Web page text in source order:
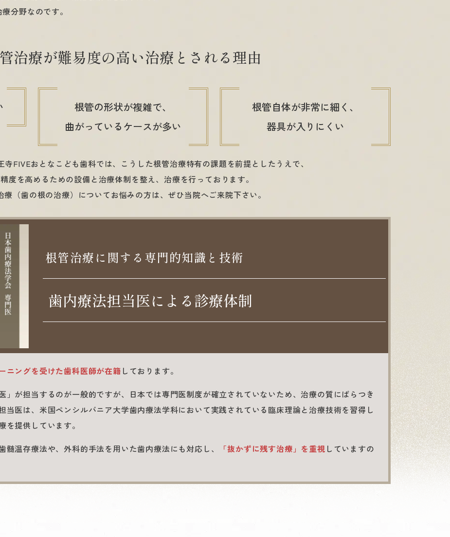
分野なのです。
治療が難易度の高い治療とされる理由
根管の形状が複雑で、
曲がっているケースが多い
根管自体が非常に細く、
器具が入りにくい
寺FIVEおとなこども歯科では、こうした根管治療特有の課題を前提としたうえで、
度を高めるための設備と治療体制を整え、治療を行っております。
療（歯の根の治療）についてお悩みの方は、ぜひ当院へご来院下さい。
根管治療に関する 専門的知識と技術
歯内療法担当医による診療体制
ニングを受けた歯科医師が在籍 しております。
」が担当するのが一般的ですが、日本では専門医制度が確立されていないため、治療の質にばらつき
当医は、米国ペンシルバニア大学歯内療法学科において実践されている臨床理論と治療技術を習得し
提供しています。
髄温存療法や、外科的手法を用いた歯内療法にも対応し、
「抜かずに残す治療」を重視 していますの